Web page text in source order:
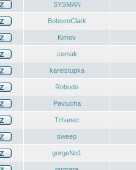
SYSMAN
BobsenClark
Kimov
cemak
karelstupka
Robodo
Pavlucha
Trhanec
sweep
gorgeNo1